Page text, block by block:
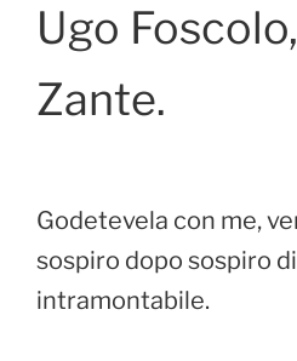
Ugo
Zante.
Godetevela con me,
sospiro dopo sospiro
intramontabile.